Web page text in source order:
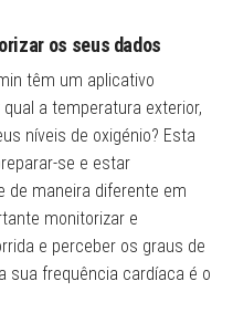
os seus dados
têm um aplicativo
a temperatura exterior,
níveis de oxigénio? Esta
se e estar
de maneira diferente em
monitorizar e
e perceber os graus de
sua frequência cardíaca é o